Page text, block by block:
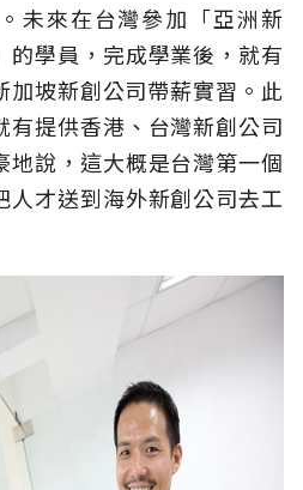
未來在台灣參加「亞洲新
的學員，完成學業後，就有
坡新創公司帶薪實習。此
有提供香港、台灣新創公司
地說，這大概是台灣第一個
人才送到海外新創公司去工